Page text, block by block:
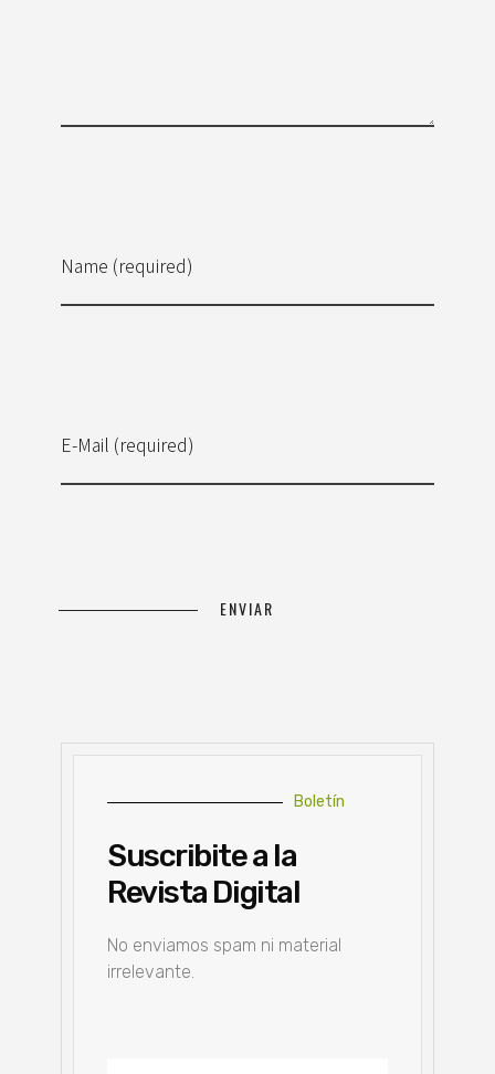
Name (required)
E-Mail (required)
Boletín
Suscribite a la
Revista Digital
No enviamos spam ni material
irrelevante.